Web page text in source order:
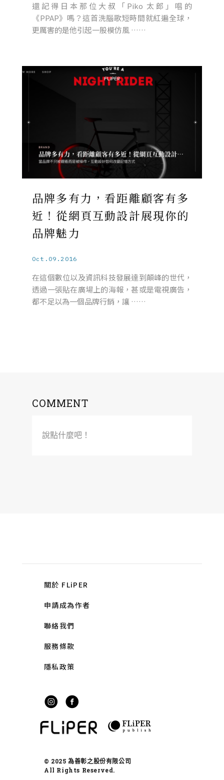
還記得日本那位大叔「Piko 太郎」唱的
《PPAP》嗎？這首洗腦歌短時間就紅遍全球，
更厲害的是他引起一股模仿風 ……
品牌多有力，看距離顧客有多
近！從網頁互動設計展現你的
品牌魅力
Oct.09.2016
在這個數位以及資訊科技發展達到顛峰的世代，
透過一張貼在廣場上的海報，甚或是電視廣告，
都不足以為一個品牌行銷，讓 ……
COMMENT
說點什麼吧！
關於 FLiPER
申請成為作者
聯絡我們
服務條款
隱私政策
© 2025 為善彰之股份有限公司
All Rights Reserved.